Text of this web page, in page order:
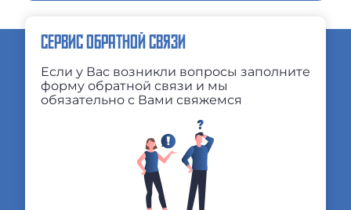
СЕРВИС ОБРАТНОЙ СВЯЗИ
Если у Вас возникли вопросы заполните
форму обратной связи и мы
обязательно с Вами свяжемся